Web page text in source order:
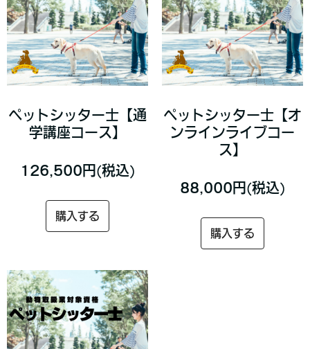
ペットシッター士【通
学講座コース】
126,500円(税込)
購入する
ペットシッター士【オ
ンラインライブコー
ス】
88,000円(税込)
購入する